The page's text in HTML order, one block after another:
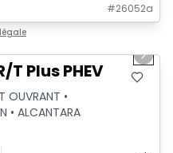
#26052a
Next
Plus PHEV
OUVRANT •
• ALCANTARA